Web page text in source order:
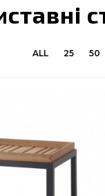
ALL 25 50